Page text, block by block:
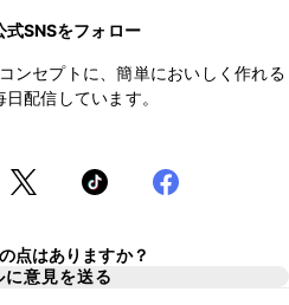
式SNSをフォロー
ンセプトに、簡単においしく作れる
配信しています。
点はありますか？
に意見を送る